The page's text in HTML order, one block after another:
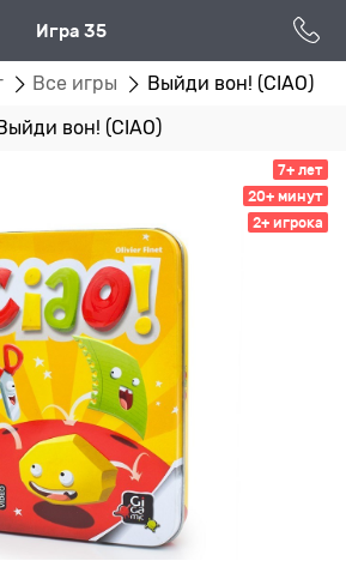
Игра 35
Все игры Выйди вон! (CIAO)
Выйди вон! (CIAO)
7+ лет
20+ минут
2+ игрока